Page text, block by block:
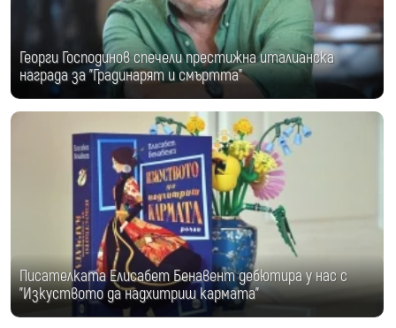
Георги Господинов спечели престижна италианска
награда за "Градинарят и смъртта"
Писателката Елисабет Бенавент дебютира у нас с
"Изкуството да надхитриш кармата"